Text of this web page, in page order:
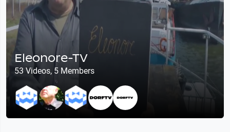
Eleonore-TV
53 Videos, 5 Members